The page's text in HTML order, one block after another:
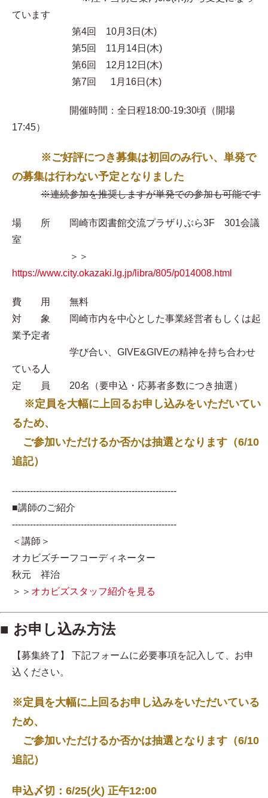
ています
第4回 10月3日(木)
第5回 11月14日(木)
第6回 12月12日(木)
第7回 1月16日(木)
開催時間：全日程18:00-19:30頃（開場
17:45）
※ご好評につき募集は初回のみ行い、単発で
の募集は行わない予定となりました
※連続参加を推奨しますが単発での参加も可能です
場 所 岡崎市図書館交流プラザりぶら3F 301会議
室
＞＞
https://www.city.okazaki.lg.jp/libra/805/p014008.html
費 用 無料
対 象 岡崎市内を中心とした事業経営者もしくは起
業予定者
学び合い、GIVE&GIVEの精神を持ち合わせ
ている人
定 員 20名（要申込・応募者多数につき抽選）
※定員を大幅に上回るお申し込みをいただいてい
るため、
ご参加いただけるか否かは抽選となります（6/10
追記）
-------------------------------------------------------
■講師のご紹介
-------------------------------------------------------
＜講師＞
オカビズチーフコーディネーター
秋元 祥治
＞＞ オカビズスタッフ紹介を見る
■ お申し込み方法
【募集終了】 下記フォームに必要事項を記入して、お申
込ください。
※定員を大幅に上回るお申し込みをいただいている
ため、
ご参加いただけるか否かは抽選となります（6/10
追記）
申込〆切：6/25(火) 正午12:00